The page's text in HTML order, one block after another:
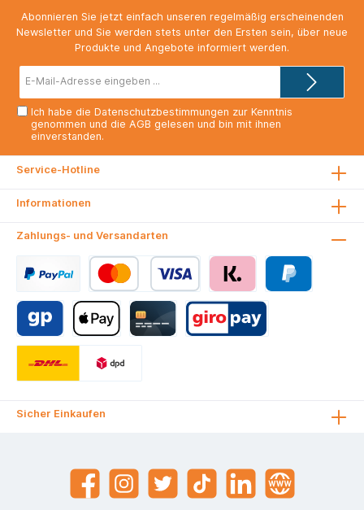
Abonnieren Sie jetzt einfach unseren regelmäßig erscheinenden
Newsletter und Sie werden stets unter den Ersten sein, über neue
Produkte und Angebote informiert werden.
Mail-
Ich habe die Datenschutzbestimmungen zur Kenntnis
genommen und die AGB gelesen und bin mit ihnen
einverstanden.
Service-Hotline
Informationen
Zahlungs- und Versandarten
Sicher Einkaufen